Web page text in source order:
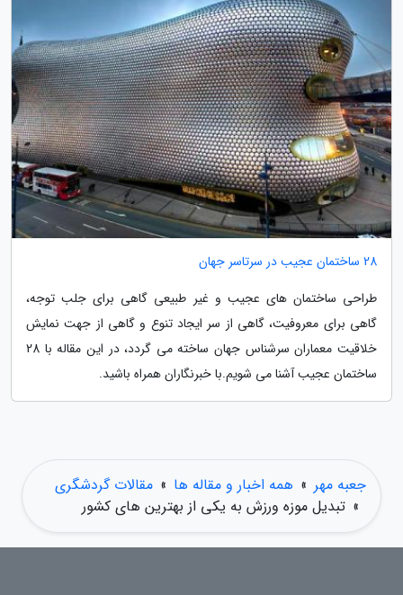
28 ساختمان عجیب در سرتاسر جهان
طراحی ساختمان های عجیب و غیر طبیعی گاهی برای جلب توجه،
گاهی برای معروفیت، گاهی از سر ایجاد تنوع و گاهی از جهت نمایش
خلاقیت معماران سرشناس جهان ساخته می گردد، در این مقاله با 28
ساختمان عجیب آشنا می شویم.با خبرنگاران همراه باشید.
جعبه مهر » همه اخبار و مقاله ها » مقالات گردشگری
» تبدیل موزه ورزش به یکی از بهترین های کشور